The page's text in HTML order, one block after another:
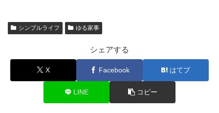
シンプルライフ ゆる家事
シェアする
X Facebook はてブ
LINE コピー